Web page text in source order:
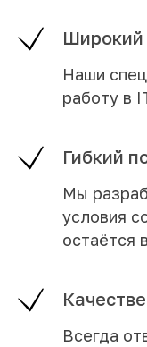
Широкий
Наши
работу в
Гибкий
Мы
условия
остаётся
Всегда